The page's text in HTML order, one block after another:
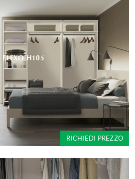
FLEXO H105
RICHIEDI PREZZO